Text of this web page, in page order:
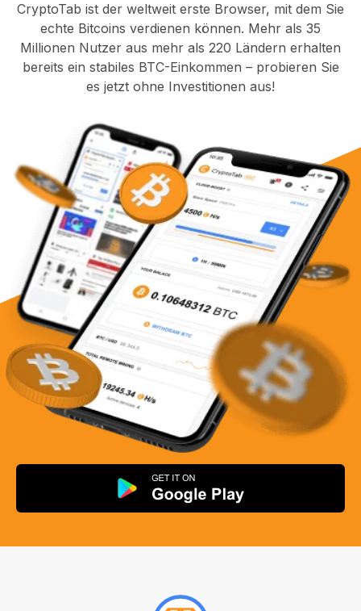
CryptoTab ist der weltweit erste Browser, mit dem Sie
echte Bitcoins verdienen können. Mehr als 35
Millionen Nutzer aus mehr als 220 Ländern erhalten
bereits ein stabiles BTC-Einkommen – probieren Sie
es jetzt ohne Investitionen aus!